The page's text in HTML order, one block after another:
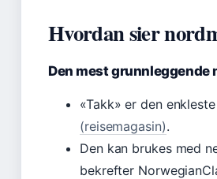
Hvordan sier
Den mest grunnleggende
«Takk» er den
(reisemagasin).
Den kan brukes med
bekrefter